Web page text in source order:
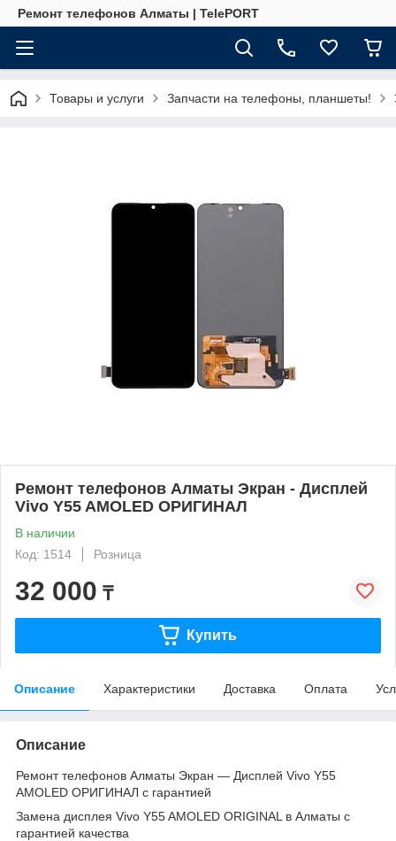
Ремонт телефонов Алматы | TelePORT
Товары и услуги Запчасти на телефоны, планшеты!
Ремонт телефонов Алматы Экран - Дисплей
Vivо Y55 AMOLED ОРИГИНАЛ
В наличии
Код: 1514
Розница
32 000 ₸
Купить
Описание Характеристики Доставка Оплата
Описание
Ремонт телефонов Алматы Экран — Дисплей Vivo Y55
AMOLED ОРИГИНАЛ с гарантией
Замена дисплея Vivo Y55 AMOLED ORIGINAL в Алматы с
гарантией качества